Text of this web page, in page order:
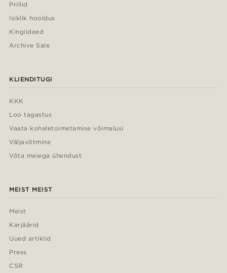
Prillid
Isiklik hooldus
Kingiideed
Archive Sale
KLIENDITUGI
KKK
Loo tagastus
Vaata kohaletoimetamise võimalusi
Väljavõtmine
Võta meiega ühendust
MEIST MEIST
Meist
Karjäärid
Uued artiklid
Press
CSR